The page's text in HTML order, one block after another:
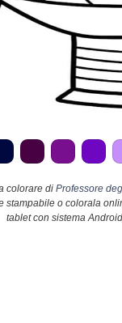
colorare di Professore
stampabile o colorala
tablet con sistema